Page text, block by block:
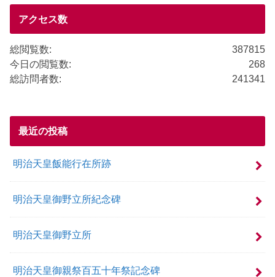
アクセス数
387815
総閲覧数:
268
今日の閲覧数:
241341
総訪問者数:
最近の投稿
明治天皇飯能行在所跡
明治天皇御野立所紀念碑
明治天皇御野立所
明治天皇御親祭百五十年祭記念碑